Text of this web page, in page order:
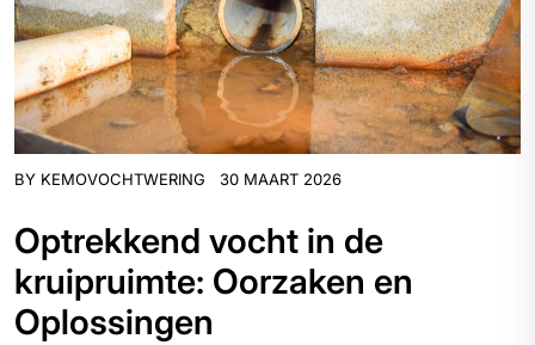
BY KEMOVOCHTWERING 30 MAART 2026
Optrekkend vocht in de
kruipruimte: Oorzaken en
Oplossingen